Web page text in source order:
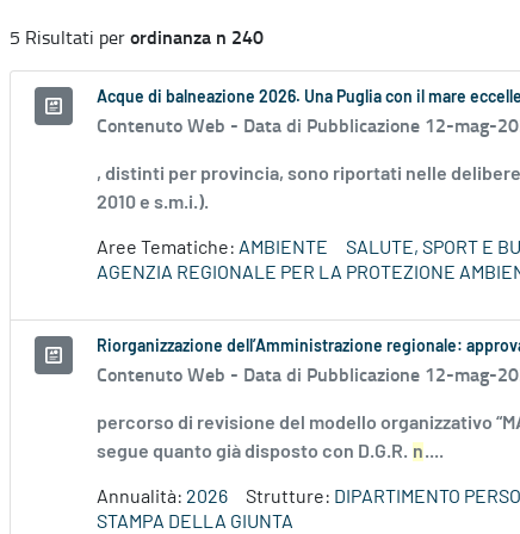
5 Risultati perordinanza n 240
Acque di balneazione 2026. Una Puglia con il mare
Contenuto Web - Data di Pubblicazione 12-mag-
, distinti per provincia, sono riportati nelle delibere
2010 e s.m.i.).
Aree Tematiche: AMBIENTE SALUTE, SPORT E
AGENZIA REGIONALE PER LA PROTEZIONE
Riorganizzazione dell’Amministrazione regionale:
Contenuto Web - Data di Pubblicazione 12-mag-
percorso di revisione del modello organizzativo
segue quanto già disposto con D.G.R. n....
Annualità: 2026 Strutture: DIPARTIMENTO
STAMPA DELLA GIUNTA